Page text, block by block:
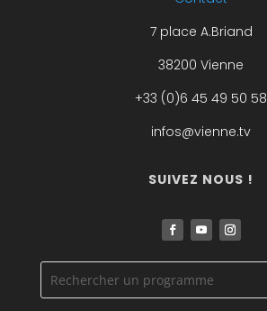
7 place A.Briand
38200 Vienne
+33 (0)6 45 49 50 58
infos@vienne.tv
SUIVEZ NOUS !